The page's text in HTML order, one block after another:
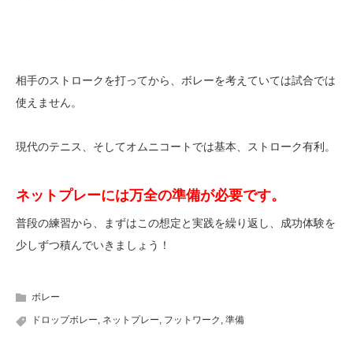
相手のストロークを打ってから、ボレーを考えていては試合では
使えません。
現代のテニス、そしてオムニコートでは基本、ストローク有利。
ネットプレーには万全の準備が必要です。
普段の練習から、まずはこの想定と実践を繰り返し、成功体験を
少しずつ積んでいきましょう！
ボレー
ドロップボレー, ネットプレー, フットワーク , 準備